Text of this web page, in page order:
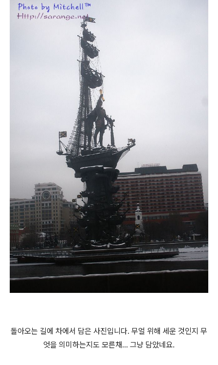
돌아오는 길에 차에서 담은 사진입니다. 무얼 위해 세운 것인지 무
엇을 의미하는지도 모른채... 그냥 담았네요.